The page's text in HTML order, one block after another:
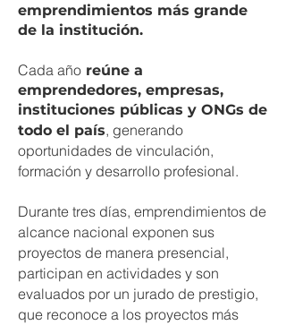
emprendimientos más grande
de la institución.
Cada año reúne a
emprendedores, empresas,
instituciones públicas y ONGs de
todo el país, generando
oportunidades de vinculación,
formación y desarrollo profesional.
Durante tres días, emprendimientos de
alcance nacional exponen sus
proyectos de manera presencial,
participan en actividades y son
evaluados por un jurado de prestigio,
que reconoce a los proyectos más